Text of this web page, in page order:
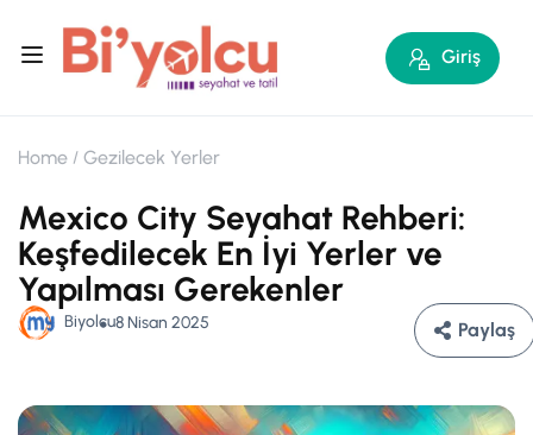
Giriş
Home Gezilecek Yerler
Mexico City Seyahat Rehberi:
Keşfedilecek En İyi Yerler ve
Yapılması Gerekenler
Biyolcu8 Nisan 2025 Paylaş